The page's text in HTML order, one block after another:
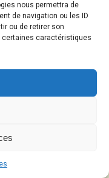
nous permettra de
de navigation ou les ID
ou de retirer son
caractéristiques